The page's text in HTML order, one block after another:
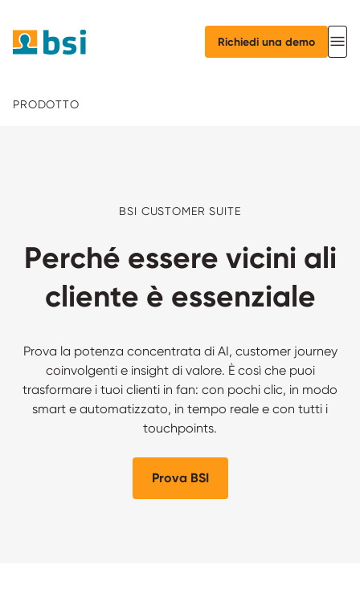
Richiedi una demo
PRODOTTO
BSI CUSTOMER SUITE
Perché essere vicini ali
cliente è essenziale
Prova la potenza concentrata di AI, customer journey
coinvolgenti e insight di valore. È così che puoi
trasformare i tuoi clienti in fan: con pochi clic, in modo
smart e automatizzato, in tempo reale e con tutti i
touchpoints.
Prova BSI